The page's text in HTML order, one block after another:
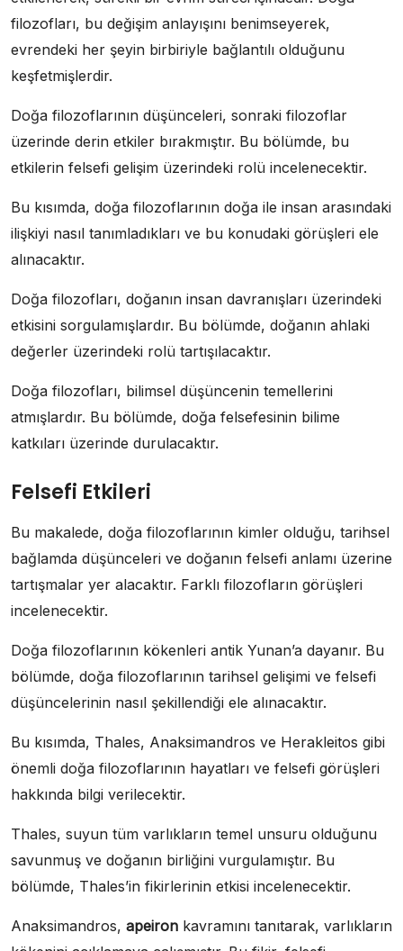
filozofları, bu değişim anlayışını benimseyerek,
evrendeki her şeyin birbiriyle bağlantılı olduğunu
keşfetmişlerdir.
Doğa filozoflarının düşünceleri, sonraki filozoflar
üzerinde derin etkiler bırakmıştır. Bu bölümde, bu
etkilerin felsefi gelişim üzerindeki rolü incelenecektir.
Bu kısımda, doğa filozoflarının doğa ile insan arasındaki
ilişkiyi nasıl tanımladıkları ve bu konudaki görüşleri ele
alınacaktır.
Doğa filozofları, doğanın insan davranışları üzerindeki
etkisini sorgulamışlardır. Bu bölümde, doğanın ahlaki
değerler üzerindeki rolü tartışılacaktır.
Doğa filozofları, bilimsel düşüncenin temellerini
atmışlardır. Bu bölümde, doğa felsefesinin bilime
katkıları üzerinde durulacaktır.
Felsefi Etkileri
Bu makalede, doğa filozoflarının kimler olduğu, tarihsel
bağlamda düşünceleri ve doğanın felsefi anlamı üzerine
tartışmalar yer alacaktır. Farklı filozofların görüşleri
incelenecektir.
Doğa filozoflarının kökenleri antik Yunan’a dayanır. Bu
bölümde, doğa filozoflarının tarihsel gelişimi ve felsefi
düşüncelerinin nasıl şekillendiği ele alınacaktır.
Bu kısımda, Thales, Anaksimandros ve Herakleitos gibi
önemli doğa filozoflarının hayatları ve felsefi görüşleri
hakkında bilgi verilecektir.
Thales, suyun tüm varlıkların temel unsuru olduğunu
savunmuş ve doğanın birliğini vurgulamıştır. Bu
bölümde, Thales’in fikirlerinin etkisi incelenecektir.
Anaksimandros, apeiron kavramını tanıtarak, varlıkların